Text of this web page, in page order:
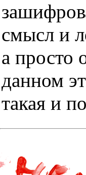
смысл и
а просто
данном
такая и